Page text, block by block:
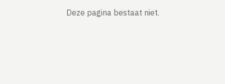
Deze pagina bestaat niet.